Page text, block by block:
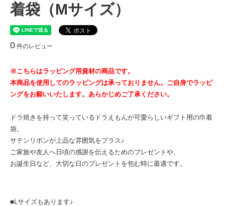
着袋（Mサイズ）
0 件のレビュー
※こちらはラッピング用資材の商品です。
本商品を使用してのラッピングは承っておりません。ご自身でラッピ
ングをお願いいたします。あらかじめご了承ください。
ドラ焼きを持って笑っているドラえもんが可愛らしいギフト用の巾着
袋。
サテンリボンが上品な雰囲気をプラス♪
ご家族や友人へ日頃の感謝を伝えるためのプレゼントや、
お誕生日など、大切な日のプレゼントを包む時に最適です。
■Lサイズもあります♪